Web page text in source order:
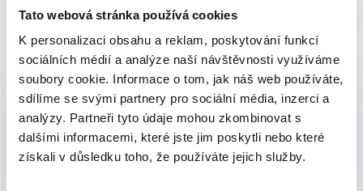
Tato webová stránka používá cookies
K personalizaci obsahu a reklam, poskytování funkcí
sociálních médií a analýze naší návštěvnosti využíváme
soubory cookie. Informace o tom, jak náš web používáte,
sdílíme se svými partnery pro sociální média, inzerci a
analýzy. Partneři tyto údaje mohou zkombinovat s
dalšími informacemi, které jste jim poskytli nebo které
získali v důsledku toho, že používáte jejich služby.
Ještě nemáš tanečního partnera?
Pomůžeme ti najít někoho na tvé úrovni.
NAJÍT PARTNERA